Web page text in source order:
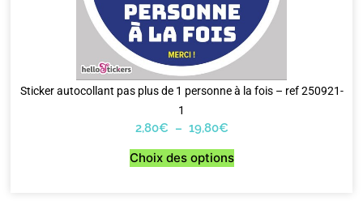
Sticker autocollant pas plus de 1 personne à la fois – ref 250921-
1
2,80€ – 19,80€
Choix des options